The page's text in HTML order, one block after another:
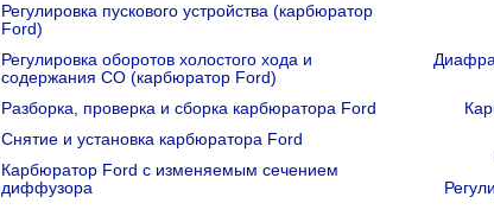
Регулировка пускового устройства (карбюратор
Ford)
Регулировка оборотов холостого хода и
содержания СО (карбюратор Ford)
Разборка, проверка и сборка карбюратора Ford
Снятие и установка карбюратора Ford
Карбюратор Ford с изменяемым сечением
диффузора